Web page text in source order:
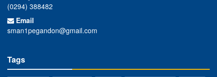
(0294) 388482
Email
sman1pegandon@gmail.com
Tags